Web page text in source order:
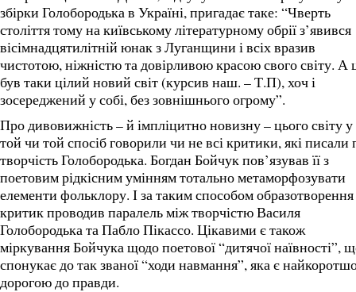
збірки Голобородька в Україні, пригадає таке: “Чверть
століття тому на київському літературному обрії з’явився
вісімнадцятилітній юнак з Луганщини і всіх вразив
чистотою, ніжністю та довірливою красою свого світу. А
був таки цілий новий світ (курсив наш. – Т.П), хоч і
зосереджений у собі, без зовнішнього огрому”.
Про дивовижність – й імпліцитно новизну – цього світу у
той чи той спосіб говорили чи не всі критики, які писали
творчість Голобородька. Богдан Бойчук пов’язував її з
поетовим рідкісним умінням тотально метаморфозувати
елементи фольклору. І за таким способом образотворення
критик проводив паралель між творчістю Василя
Голобородька та Пабло Пікассо. Цікавими є також
міркування Бойчука щодо поетової “дитячої наївності”,
спонукає до так званої “ходи навмання”, яка є
дорогою до правди.